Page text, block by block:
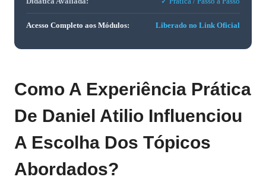
Acesso Completo aos Módulos: Liberado no Link Oficial
Como A Experiência Prática
De Daniel Atilio Influenciou
A Escolha Dos Tópicos
Abordados?